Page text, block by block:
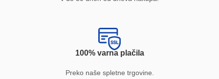
100% varna plačila
Preko naše spletne trgovine.